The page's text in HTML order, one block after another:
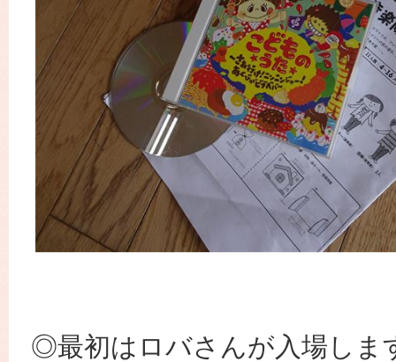
◎最初はロバさんが入場しま